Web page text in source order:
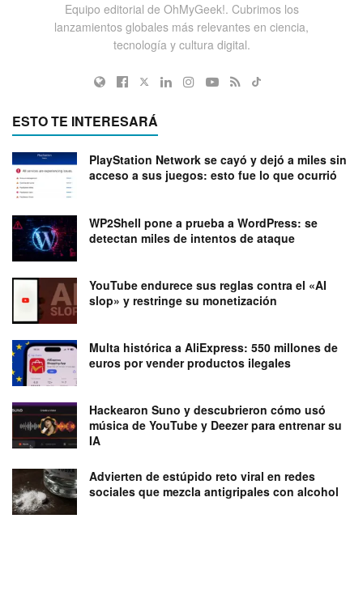
Equipo editorial de OhMyGeek!. Cubrimos los
lanzamientos globales más relevantes en ciencia,
tecnología y cultura digital.
ESTO TE INTERESARÁ
PlayStation Network se cayó y dejó a miles sin
acceso a sus juegos: esto fue lo que ocurrió
WP2Shell pone a prueba a WordPress: se
detectan miles de intentos de ataque
YouTube endurece sus reglas contra el «AI
slop» y restringe su monetización
Multa histórica a AliExpress: 550 millones de
euros por vender productos ilegales
Hackearon Suno y descubrieron cómo usó
música de YouTube y Deezer para entrenar su
IA
Advierten de estúpido reto viral en redes
sociales que mezcla antigripales con alcohol